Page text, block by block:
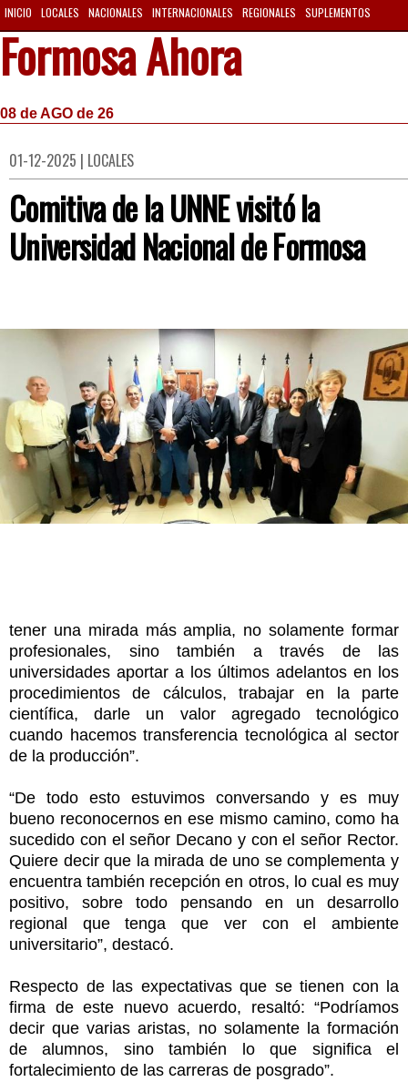
INICIO LOCALES NACIONALES INTERNACIONALES REGIONALES SUPLEMENTOS
Formosa Ahora
08 de AGO de 26
01-12-2025 | LOCALES
Comitiva de la UNNE visitó la
Universidad Nacional de Formosa
tener una mirada más amplia, no solamente formar
profesionales, sino también a través de las
universidades aportar a los últimos adelantos en los
procedimientos de cálculos, trabajar en la parte
científica, darle un valor agregado tecnológico
cuando hacemos transferencia tecnológica al sector
de la producción”.
“De todo esto estuvimos conversando y es muy
bueno reconocernos en ese mismo camino, como ha
sucedido con el señor Decano y con el señor Rector.
Quiere decir que la mirada de uno se complementa y
encuentra también recepción en otros, lo cual es muy
positivo, sobre todo pensando en un desarrollo
regional que tenga que ver con el ambiente
universitario”, destacó.
Respecto de las expectativas que se tienen con la
firma de este nuevo acuerdo, resaltó: “Podríamos
decir que varias aristas, no solamente la formación
de alumnos, sino también lo que significa el
fortalecimiento de las carreras de posgrado”.